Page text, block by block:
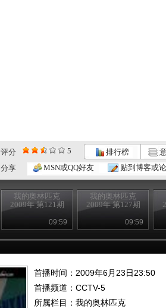
评分 5 排行榜
分享
MSN或QQ好友 贴到博客或
我的奥林匹克
2009年 第121期
09:59
我的奥林匹克
2009年 第127期
09:59
首播时间：2009年6月23日23:50
首播频道： CCTV-5
所属栏目： 我的奥林匹克